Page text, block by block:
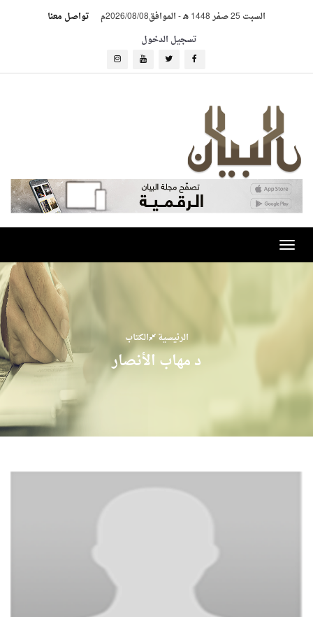
السبت 25 صفر 1448 هـ -الموافق2026/08/08م
تواصل معنا
تسجيل الدخول
Toggle
navigation
الرئيسية الكتاب
د مهاب الأنصار